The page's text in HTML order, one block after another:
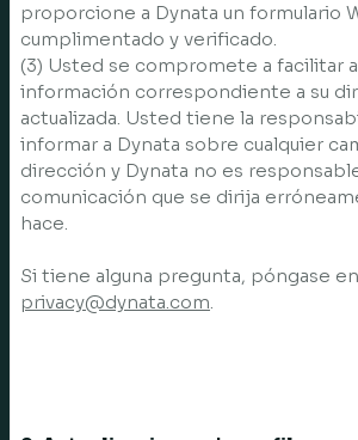
proporcione a Dynata un formulario
cumplimentado y verificado.
(3) Usted se compromete a facilitar
información correspondiente a su
actualizada. Usted tiene la
informar a Dynata sobre cualquier
dirección y Dynata no es
comunicación que se dirija
hace.
Si tiene alguna pregunta, póngase
privacy@dynata.com.